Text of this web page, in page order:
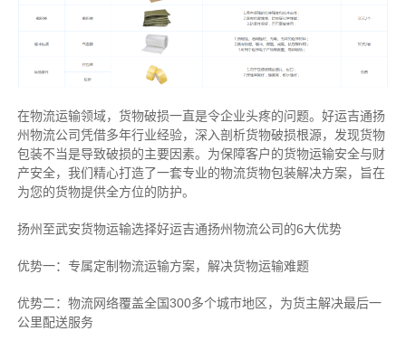
在物流运输领域，货物破损一直是令企业头疼的问题。好运吉通扬
州物流公司凭借多年行业经验，深入剖析货物破损根源，发现货物
包装不当是导致破损的主要因素。为保障客户的货物运输安全与财
产安全，我们精心打造了一套专业的物流货物包装解决方案，旨在
为您的货物提供全方位的防护。
扬州至武安货物运输选择好运吉通扬州物流公司的6大优势
优势一：专属定制物流运输方案，解决货物运输难题
优势二：物流网络覆盖全国300多个城市地区，为货主解决最后一
公里配送服务